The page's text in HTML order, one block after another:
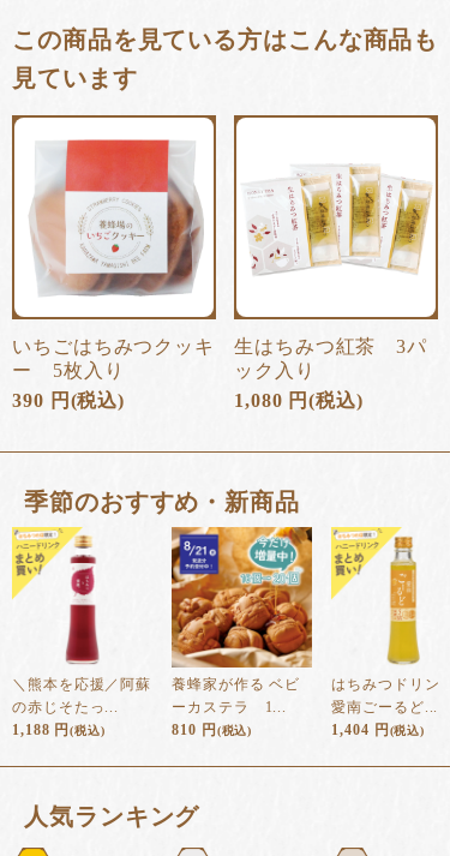
この商品を見ている方はこんな商品も
見ています
いちごはちみつクッキ
ー 5枚入り
390 円 (税込)
生はちみつ紅茶 3パ
ック入り
1,080 円(税込)
季節のおすすめ・新商品
＼熊本を応援／阿蘇
の赤じそたっ...
1,188 円(税込)
養蜂家が作る ベビ
ーカステラ 1...
810 円 (税込)
はちみつドリン
愛南ごーるど...
1,404 円 (税込)
⼈気ランキング